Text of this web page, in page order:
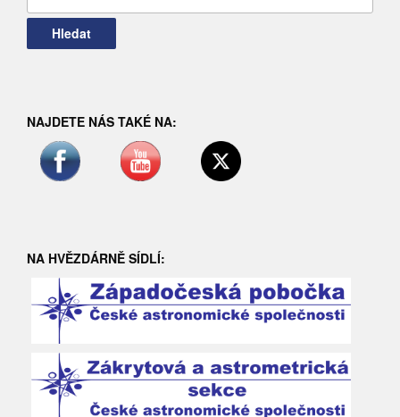
NAJDETE NÁS TAKÉ NA:
NA HVĚZDÁRNĚ SÍDLÍ: